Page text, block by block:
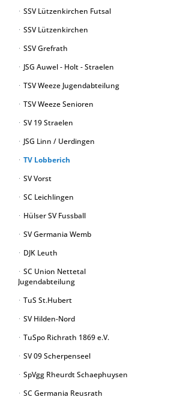
SSV Lützenkirchen Futsal
SSV Lützenkirchen
SSV Grefrath
JSG Auwel - Holt - Straelen
TSV Weeze Jugendabteilung
TSV Weeze Senioren
SV 19 Straelen
JSG Linn / Uerdingen
TV Lobberich
SV Vorst
SC Leichlingen
Hülser SV Fussball
SV Germania Wemb
DJK Leuth
SC Union Nettetal
Jugendabteilung
TuS St.Hubert
SV Hilden-Nord
TuSpo Richrath 1869 e.V.
SV 09 Scherpenseel
SpVgg Rheurdt Schaephuysen
SC Germania Reusrath